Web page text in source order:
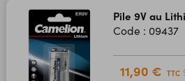
Pile 9V au
Code : 09437
11,90 € TTC